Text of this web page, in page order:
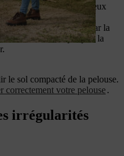
entièrement les creux
les tassant légèrement.
les zones traitées, car la
d’arriver jusqu’à la
le sol compacté de la pelouse.
correctement votre pelouse.
irrégularités